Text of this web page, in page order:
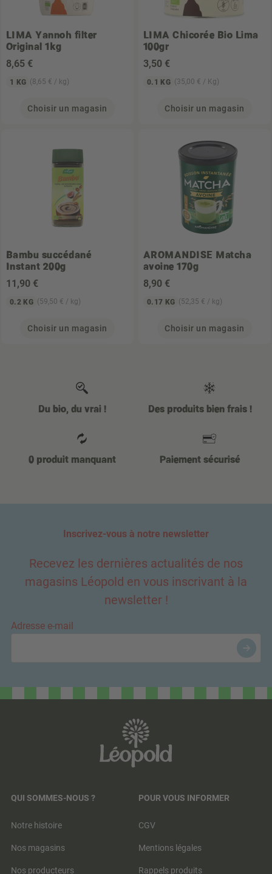
LIMA Yannoh filter
Original 1kg
8,65 €
1 KG (8,65 € / kg)
Choisir un magasin
LIMA Chicorée Bio Lima
100gr
3,50 €
0.1 KG (35,00 € / Kg)
Choisir un magasin
Bambu succédané
Instant 200g
11 ,90 €
0.2 KG (59,50 € / kg)
Choisir un magasin
AROMANDISE Matcha
avoine 170g
8,90 €
0.17 KG (52,35 € / kg)
Choisir un magasin
Du bio, du vrai ! Des produits bien frais !
0 produit manquant Paiement sécurisé
Inscrivez-vous à notre newsletter
Recevez les dernières actualités de nos
magasins Léopold en vous inscrivant à la
newsletter !
Adresse e-mail
QUI SOMMES-NOUS ?
Notre histoire
Nos magasins
Nos producteurs
POUR VOUS INFORMER
CGV
Mentions légales
Rappels produits